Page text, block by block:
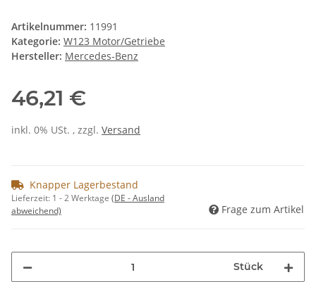
Artikelnummer: 11991
Kategorie: W123 Motor/Getriebe
Hersteller: Mercedes-Benz
46,21 €
inkl. 0% USt. , zzgl. Versand
Knapper Lagerbestand
Lieferzeit: 1 - 2 Werktage (DE - Ausland
abweichend)
Frage zum Artikel
Stück